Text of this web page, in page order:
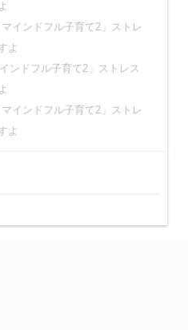
インドフル子育て2」ストレ
よ
ンドフル子育て2」ストレス
インドフル子育て2」ストレ
よ